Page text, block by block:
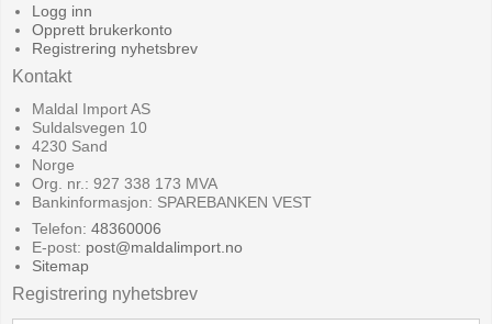
Logg inn
Opprett brukerkonto
Registrering nyhetsbrev
Kontakt
Maldal Import AS
Suldalsvegen 10
4230 Sand
Norge
Org. nr.: 927 338 173 MVA
Bankinformasjon: SPAREBANKEN VEST
Telefon: 48360006
E-post: post@maldalimport.no
Sitemap
Registrering nyhetsbrev